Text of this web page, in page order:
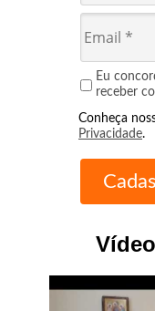
Eu
receber
Conheça
Privacidade.